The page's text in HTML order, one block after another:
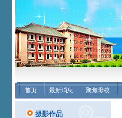
首页 最新消息 聚焦母校
摄影作品